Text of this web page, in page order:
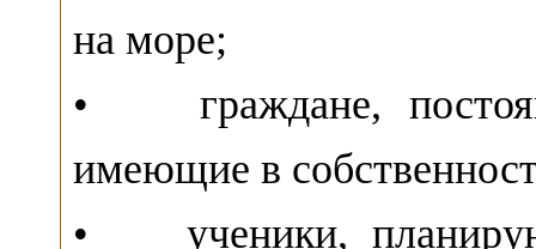
на море;
• граждане,
имеющие в
• ученики,